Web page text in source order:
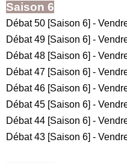
Saison 6
Débat 50 [Saison 6] -
Débat 49 [Saison 6] -
Débat 48 [Saison 6] -
Débat 47 [Saison 6] -
Débat 46 [Saison 6] -
Débat 45 [Saison 6] -
Débat 44 [Saison 6] -
Débat 43 [Saison 6] -